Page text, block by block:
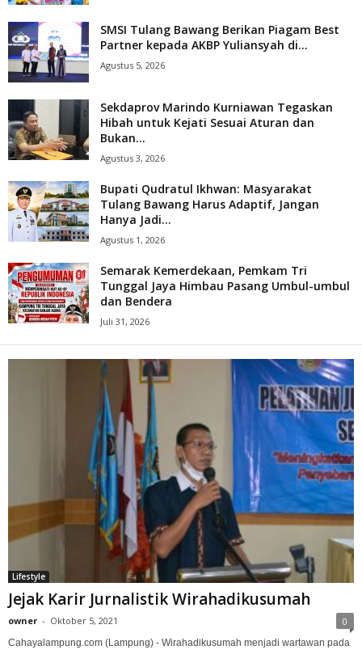
SMSI Tulang Bawang Berikan Piagam Best
Partner kepada AKBP Yuliansyah di...
Agustus 5, 2026
Sekdaprov Marindo Kurniawan Tegaskan
Hibah untuk Kejati Sesuai Aturan dan
Bukan...
Agustus 3, 2026
Bupati Qudratul Ikhwan: Masyarakat
Tulang Bawang Harus Adaptif, Jangan
Hanya Jadi...
Agustus 1, 2026
Semarak Kemerdekaan, Pemkam Tri
Tunggal Jaya Himbau Pasang Umbul-umbul
dan Bendera
Juli 31, 2026
Lifestyle
Jejak Karir Jurnalistik Wirahadikusumah
owner - Oktober 5, 2021 0
Cahayalampung.com (Lampung) - Wirahadikusumah menjadi wartawan pada